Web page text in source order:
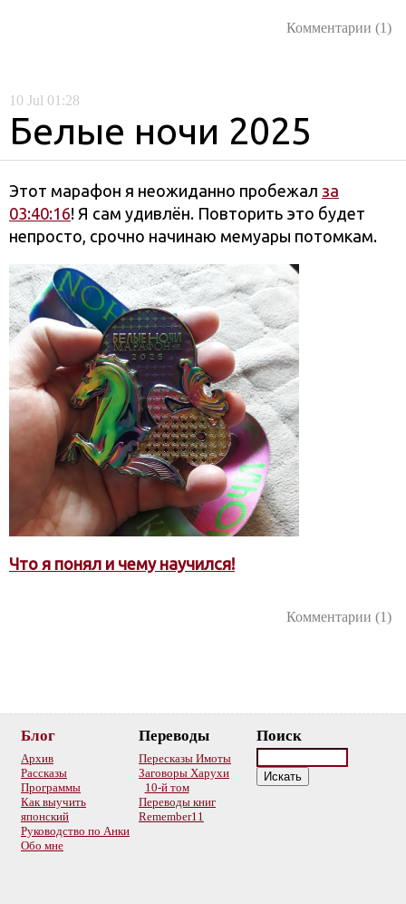
Комментарии (1)
10 Jul 01:28
Белые ночи 2025
Этот марафон я неожиданно пробежал за
03:40:16! Я сам удивлён. Повторить это будет
непросто, срочно начинаю мемуары потомкам.
Что я понял и чему научился!
Комментарии (1)
Блог
Архив
Рассказы
Программы
Как выучить
японский
Руководство по Анки
Обо мне
Переводы
Пересказы Имоты
Заговоры Харухи
10-й том
Переводы книг
Remember11
Поиск